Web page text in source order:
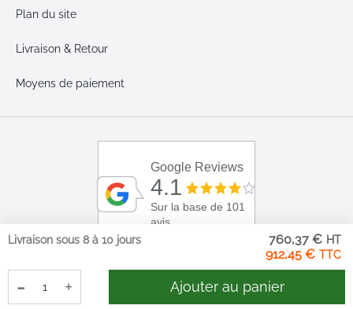
912,45 €
760,37 €
Livraison sous 8 à 10 jours
- + Ajouter au panier
Plan du site
Livraison & Retour
Moyens de paiement
Google Reviews
4.1
Sur la base de 101
avis